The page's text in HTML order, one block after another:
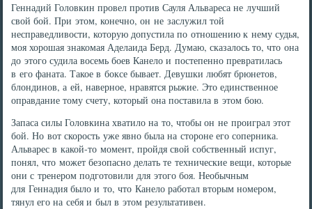
Геннадий Головкин провел против Сауля Альвареса не лучший
свой бой. При этом, конечно, он не заслужил той
несправедливости, которую допустила по отношению к нему судья,
моя хорошая знакомая Аделаида Берд. Думаю, сказалось то, что она
до этого судила восемь боев Канело и постепенно превратилась
в его фаната. Такое в боксе бывает. Девушки любят брюнетов,
блондинов, а ей, наверное, нравятся рыжие. Это единственное
оправдание тому счету, который она поставила в этом бою.
Запаса силы Головкина хватило на то, чтобы он не проиграл этот
бой. Но вот скорость уже явно была на стороне его соперника.
Альварес в какой-то момент, пройдя свой собственный испуг,
понял, что может безопасно делать те технические вещи, которые
они с тренером подготовили для этого боя. Необычным
для Геннадия было и то, что Канело работал вторым номером,
тянул его на себя и был в этом результативен.